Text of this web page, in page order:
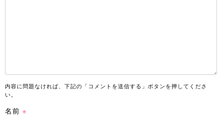
内容に問題なければ、下記の「コメントを送信する」ボタンを押してくださ
い。
名前 ※